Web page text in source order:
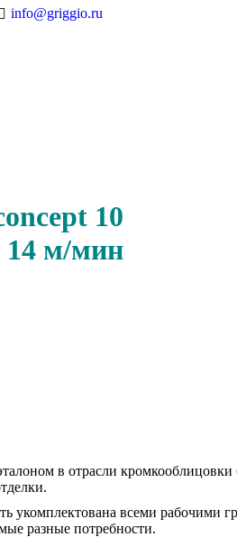
info@griggio.ru
10
14 м/мин
в отрасли
укомплектована всеми рабочими
разные потребности.